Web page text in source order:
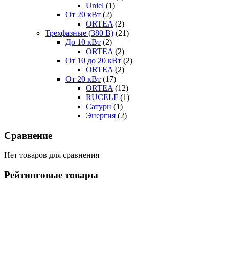
Uniel (1)
От 20 кВт (2)
ORTEA (2)
Трехфазные (380 В) (21)
До 10 кВт (2)
ORTEA (2)
От 10 до 20 кВт (2)
ORTEA (2)
От 20 кВт (17)
ORTEA (12)
RUCELF (1)
Сатурн (1)
Энергия (2)
Сравнение
Нет товаров для сравнения
Рейтинговые товары